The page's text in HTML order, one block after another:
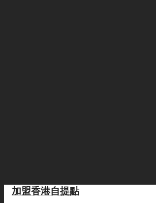
加盟香港自提點